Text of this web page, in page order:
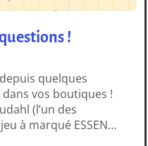
!
quelques
vos boutiques !
(l’un des
à marqué ESSEN